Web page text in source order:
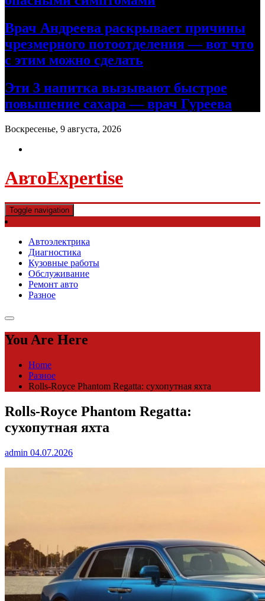
Врач Андреева раскрывает причины
чрезмерного потоотделения — вот что
с этим можно сделать
Эти 3 напитка вызывают быстрое
повышение сахара — врач Гуреева
Воскресенье, 9 августа, 2026
АвтоExpertise
Toggle navigation
Автоэлектрика
Диагностика
Кузовные работы
Обслуживание
Ремонт авто
Разное
You Are Here
Home
Разное
Rolls-Royce Phantom Regatta: сухопутная яхта
Rolls-Royce Phantom Regatta:
сухопутная яхта
admin 04.07.2026